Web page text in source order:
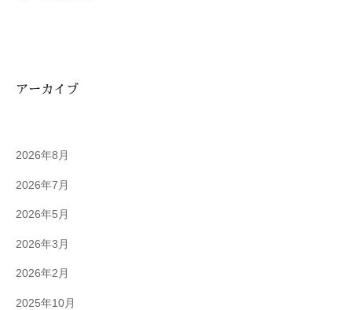
アーカイブ
2026年8月
2026年7月
2026年5月
2026年3月
2026年2月
2025年10月